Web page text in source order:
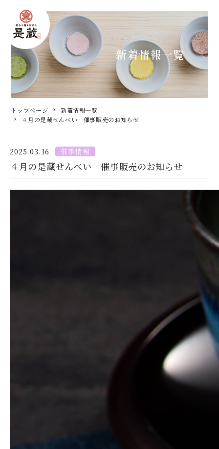
トップページ
新着情報一覧
トップページ
新着情報一覧
４月の是蔵せんべい 催事販売のお知らせ
2025.03.16
４月の是蔵せんべい 催事販売のお知らせ